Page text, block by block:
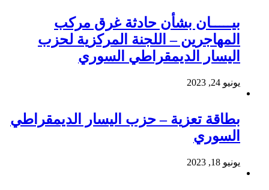
بيـــــان بشأن حادثة غرق مركب
المهاجرين – اللجنة المركزية لحزب
اليسار الديمقراطي السوري
يونيو 24, 2023
بطاقة تعزية – حزب اليسار الديمقراطي
السوري
يونيو 18, 2023